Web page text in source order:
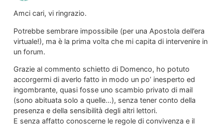
Amci cari, vi ringrazio.
Potrebbe sembrare impossibile (per una Apostola dell’era
virtuale!), ma è la prima volta che mi capita di intervenire in
un forum.
Grazie al commento schietto di Domenco, ho potuto
accorgermi di averlo fatto in modo un po’ inesperto ed
ingombrante, quasi fosse uno scambio privato di mail
(sono abituata solo a quelle…), senza tener conto della
presenza e della sensibilità degli altri lettori.
E senza affatto conoscerne le regole di convivenza e il